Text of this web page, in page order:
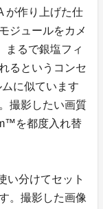
が作り上げた仕
ジュールをカメ
まるで銀塩フィ
るというコンセ
に似ています
撮影したい画質
を都度入れ替
い分けてセット
。撮影した画像